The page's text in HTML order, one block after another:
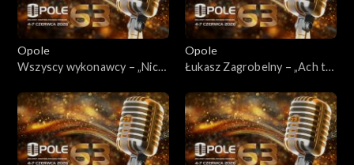
Opole
Wszyscy wykonawcy – „Nic
Opole
Łukasz Zagrobelny – „Ach ty